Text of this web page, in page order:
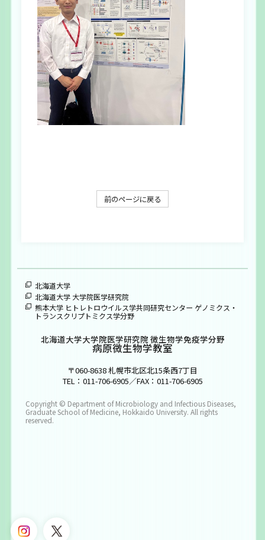
前のページに戻る
北海道大学
北海道大学 大学院医学研究院
熊本大学 ヒトレトロウイルス学共同研究センター ゲノミクス・
トランスクリプトミクス学分野
北海道大学大学院医学研究院 微生物学免疫学分野
病原微生物学教室
〒060-8638 札幌市北区北15条西7丁目
TEL：011-706-6905／FAX：011-706-6905
Copyright © Department of Microbiology and Infectious Diseases,
Graduate School of Medicine, Hokkaido University. All rights
reserved.